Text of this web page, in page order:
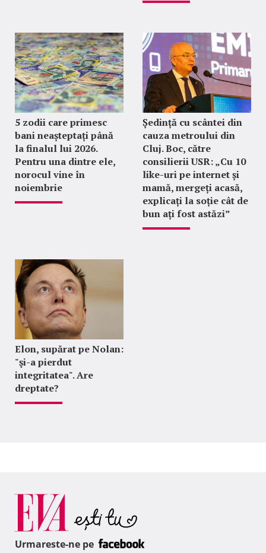
5 zodii care primesc
bani neașteptați până
la finalul lui 2026.
Pentru una dintre ele,
norocul vine în
noiembrie
Ședință cu scântei din
cauza metroului din
Cluj. Boc, către
consilierii USR: „Cu 10
like-uri pe internet și
mamă, mergeți acasă,
explicați la soție cât de
bun ați fost astăzi”
Elon, supărat pe Nolan:
"şi-a pierdut
integritatea". Are
dreptate?
Urmareste-ne pe